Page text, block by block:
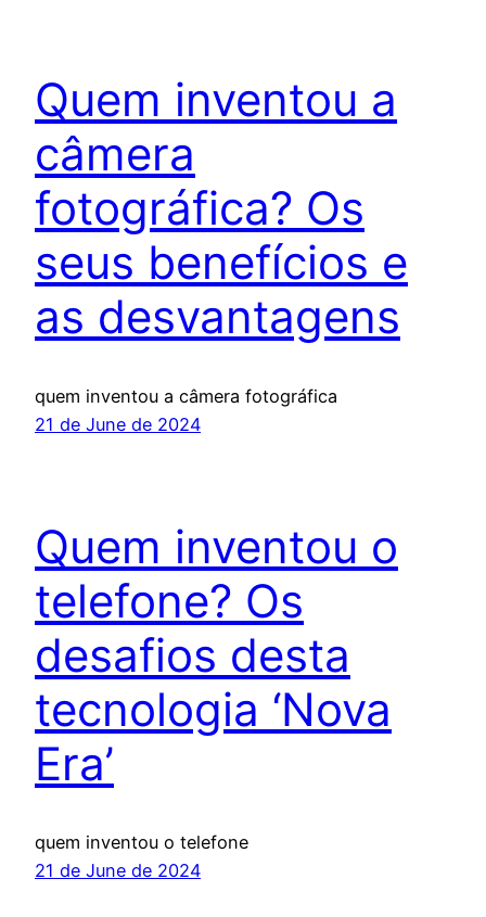
Quem inventou a
câmera
fotográfica? Os
seus benefícios e
as desvantagens
quem inventou a câmera fotográfica
21 de June de 2024
Quem inventou o
telefone? Os
desafios desta
tecnologia ‘Nova
Era’
quem inventou o telefone
21 de June de 2024